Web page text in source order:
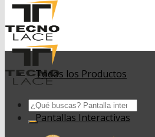
Buscar
por:
Todos los Productos
Pantallas Interactivas